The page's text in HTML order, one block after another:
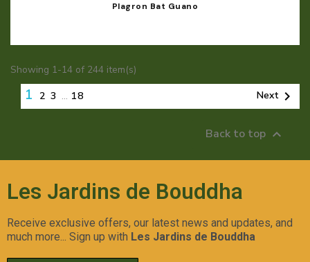
Plagron Bat Guano
Showing 1-14 of 244 item(s)
1 2 3 … 18 Next 
Back to top 
Les Jardins de Bouddha
Receive exclusive offers, our latest news and updates, and
much more... Sign up with Les Jardins de Bouddha